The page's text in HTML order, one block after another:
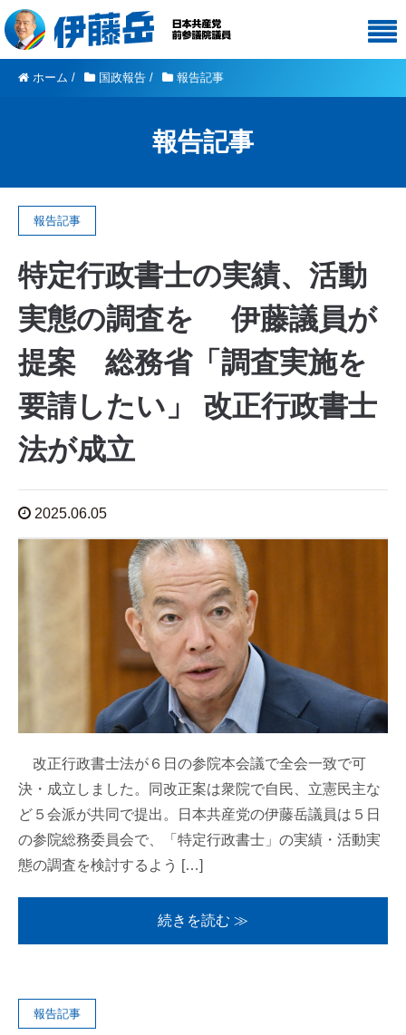
ホーム / 国政報告 / 報告記事
報告記事
報告記事
特定行政書士の実績、活動
実態の調査を 伊藤議員が
提案 総務省「調査実施を
要請したい」 改正行政書士
法が成立
2025.06.05
改正行政書士法が６日の参院本会議で全会一致で可
決・成立しました。同改正案は衆院で自民、立憲民主な
ど５会派が共同で提出。日本共産党の伊藤岳議員は５日
の参院総務委員会で、「特定行政書士」の実績・活動実
態の調査を検討するよう […]
続きを読む ≫
報告記事